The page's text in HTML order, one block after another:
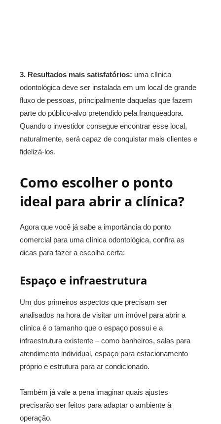
3. Resultados mais satisfatórios: uma clínica
odontológica deve ser instalada em um local de grande
fluxo de pessoas, principalmente daquelas que fazem
parte do público-alvo pretendido pela franqueadora.
Quando o investidor consegue encontrar esse local,
naturalmente, será capaz de conquistar mais clientes e
fidelizá-los.
Como escolher o ponto
ideal para abrir a clínica?
Agora que você já sabe a importância do ponto
comercial para uma clínica odontológica, confira as
dicas para fazer a escolha certa:
Espaço e infraestrutura
Um dos primeiros aspectos que precisam ser
analisados na hora de visitar um imóvel para abrir a
clínica é o tamanho que o espaço possui e a
infraestrutura existente – como banheiros, salas para
atendimento individual, espaço para estacionamento
próprio e estrutura para ar condicionado.
Também já vale a pena imaginar quais ajustes
precisarão ser feitos para adaptar o ambiente à
operação.